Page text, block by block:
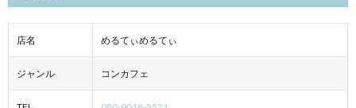
店名 めるてぃめるてぃ
ジャンル コンカフェ